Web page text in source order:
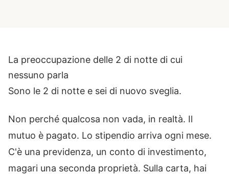
La preoccupazione delle 2 di notte di cui
nessuno parla
Sono le 2 di notte e sei di nuovo sveglia.
Non perché qualcosa non vada, in realtà. Il
mutuo è pagato. Lo stipendio arriva ogni mese.
C'è una previdenza, un conto di investimento,
magari una seconda proprietà. Sulla carta, hai